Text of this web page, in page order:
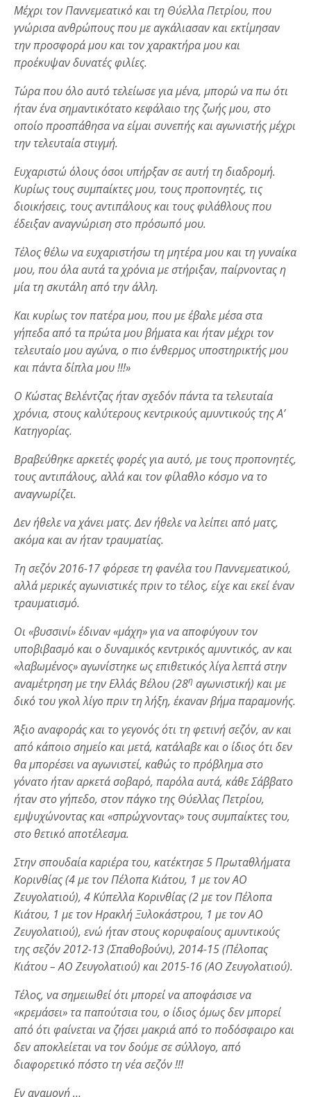
Μέχρι τον Παννεμεατικό και τη Θύελλα Πετρίου, που
γνώρισα ανθρώπους που με αγκάλιασαν και εκτίμησαν
την προσφορά μου και τον χαρακτήρα μου και
προέκυψαν δυνατές φιλίες.
Τώρα που όλο αυτό τελείωσε για μένα, μπορώ να πω ότι
ήταν ένα σημαντικότατο κεφάλαιο της ζωής μου, στο
οποίο προσπάθησα να είμαι συνεπής και αγωνιστής μέχρι
την τελευταία στιγμή.
Ευχαριστώ όλους όσοι υπήρξαν σε αυτή τη διαδρομή.
Κυρίως τους συμπαίκτες μου, τους προπονητές, τις
διοικήσεις, τους αντιπάλους και τους φιλάθλους που
έδειξαν αναγνώριση στο πρόσωπό μου.
Τέλος θέλω να ευχαριστήσω τη μητέρα μου και τη γυναίκα
μου, που όλα αυτά τα χρόνια με στήριξαν, παίρνοντας η
μία τη σκυτάλη από την άλλη.
Και κυρίως τον πατέρα μου, που με έβαλε μέσα στα
γήπεδα από τα πρώτα μου βήματα και ήταν μέχρι τον
τελευταίο μου αγώνα, ο πιο ένθερμος υποστηρικτής μου
και πάντα δίπλα μου !!!»
Ο Κώστας Βελέντζας ήταν σχεδόν πάντα τα τελευταία
χρόνια, στους καλύτερους κεντρικούς αμυντικούς της Α’
Κατηγορίας.
Βραβεύθηκε αρκετές φορές για αυτό, με τους προπονητές,
τους αντιπάλους, αλλά και τον φίλαθλο κόσμο να το
αναγνωρίζει.
Δεν ήθελε να χάνει ματς. Δεν ήθελε να λείπει από ματς,
ακόμα και αν ήταν τραυματίας.
Τη σεζόν 2016-17 φόρεσε τη φανέλα του Παννεμεατικού,
αλλά μερικές αγωνιστικές πριν το τέλος, είχε και εκεί έναν
τραυματισμό.
Οι «βυσσινί» έδιναν «μάχη» για να αποφύγουν τον
υποβιβασμό και ο δυναμικός κεντρικός αμυντικός, αν και
«λαβωμένος» αγωνίστηκε ως επιθετικός λίγα λεπτά στην
αναμέτρηση με την Ελλάς Βέλου (28η αγωνιστική) και με
δικό του γκολ λίγο πριν τη λήξη, έκαναν βήμα παραμονής.
Άξιο αναφοράς και το γεγονός ότι τη φετινή σεζόν, αν και
από κάποιο σημείο και μετά, κατάλαβε και ο ίδιος ότι δεν
θα μπορέσει να αγωνιστεί, καθώς το πρόβλημα στο
γόνατο ήταν αρκετά σοβαρό, παρόλα αυτά, κάθε Σάββατο
ήταν στο γήπεδο, στον πάγκο της Θύελλας Πετρίου,
εμψυχώνοντας και «σπρώχνοντας» τους συμπαίκτες του,
στο θετικό αποτέλεσμα.
Στην σπουδαία καριέρα του, κατέκτησε 5 Πρωταθλήματα
Κορινθίας (4 με τον Πέλοπα Κιάτου, 1 με τον ΑΟ
Ζευγολατιού), 4 Κύπελλα Κορινθίας (2 με τον Πέλοπα
Κιάτου, 1 με τον Ηρακλή Ξυλοκάστρου, 1 με τον ΑΟ
Ζευγολατιού), ενώ ήταν στους κορυφαίους αμυντικούς
της σεζόν 2012-13 (Σπαθοβούνι), 2014-15 (Πέλοπας
Κιάτου – ΑΟ Ζευγολατιού) και 2015-16 (ΑΟ Ζευγολατιού).
Τέλος, να σημειωθεί ότι μπορεί να αποφάσισε να
«κρεμάσει» τα παπούτσια του, ο ίδιος όμως δεν μπορεί
από ότι φαίνεται να ζήσει μακριά από το ποδόσφαιρο και
δεν αποκλείεται να τον δούμε σε σύλλογο, από
διαφορετικό πόστο τη νέα σεζόν !!!
Εν αναμονή …